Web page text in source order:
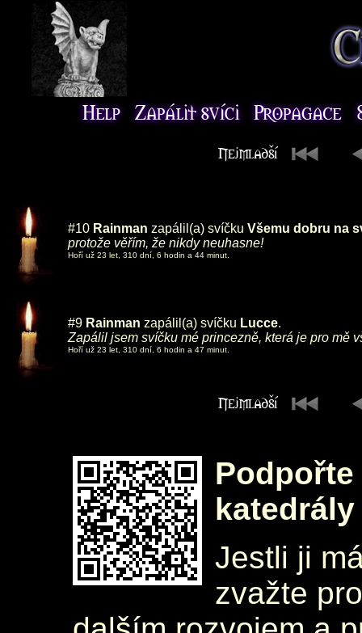
#10 Rainman zapálil(a) svíčku Všemu dobru na
protože věřím, že nikdy neuhasne!
Hoří už 23 let, 310 dní, 6 hodin a 44 minut.
#9 Rainman zapálil(a) svíčku Lucce.
Zapálil jsem svíčku mé princezně, která je pro mě
Hoří už 23 let, 310 dní, 6 hodin a 47 minut.
katedrály
Jestli ji
zvažte